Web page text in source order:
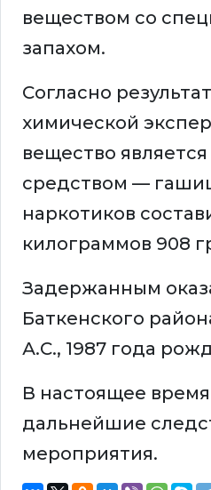
веществом со
запахом.
Согласно
химической
вещество
средством —
наркотиков
килограммов 908
Задержанным
Баткенского
А.С., 1987 года
В настоящее
дальнейшие
мероприятия.